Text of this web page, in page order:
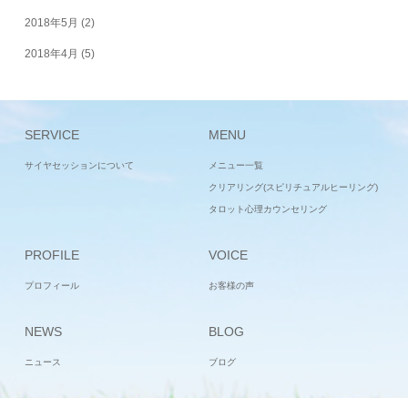
2018年5月 (2)
2018年4月 (5)
SERVICE
サイヤセッションについて
MENU
メニュー一覧
クリアリング(スピリチュアルヒーリング)
タロット心理カウンセリング
PROFILE
プロフィール
VOICE
お客様の声
NEWS
ニュース
BLOG
ブログ